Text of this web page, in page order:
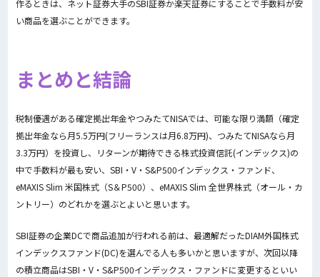
作るときは、ネット証券大手のSBI証券か楽天証券にすることで手数料が安
い商品を選ぶことができます。
まとめと結論
税制優遇がある確定拠出年金やつみたてNISAでは、可能な限り満額（確定
拠出年金なら月5.5万円(フリーランスは月6.8万円)、つみたてNISAなら月
3.3万円）を投資し、リターンが期待できる株式投資信託(インデックス)の
中で手数料が最も安い、SBI・V・S&P500インデックス・ファンド、
eMAXIS Slim 米国株式（S＆P500）、eMAXIS Slim 全世界株式（オール・カ
ントリー）のどれかを選ぶとよいと思います。
SBI証券の企業DCで商品追加が行われる前は、最適解だったDIAM外国株式
インデックスファンド(DC)を選んでる人も多いかと思いますが、次回以降
の積立商品はSBI・V・S&P500インデックス・ファンドに変更するといい